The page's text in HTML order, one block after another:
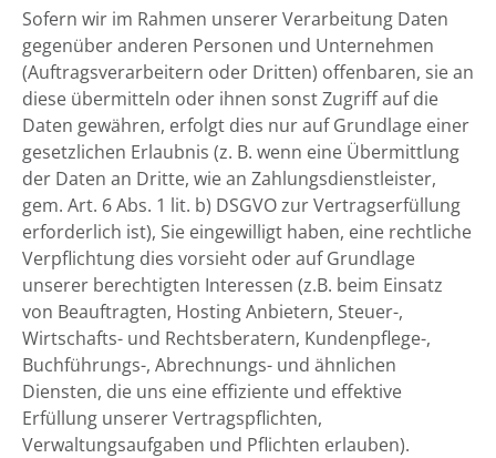
Sofern wir im Rahmen unserer Verarbeitung Daten
gegenüber anderen Personen und Unternehmen
(Auftragsverarbeitern oder Dritten) offenbaren, sie an
diese übermitteln oder ihnen sonst Zugriff auf die
Daten gewähren, erfolgt dies nur auf Grundlage einer
gesetzlichen Erlaubnis (z. B. wenn eine Übermittlung
der Daten an Dritte, wie an Zahlungsdienstleister,
gem. Art. 6 Abs. 1 lit. b) DSGVO zur Vertragserfüllung
erforderlich ist), Sie eingewilligt haben, eine rechtliche
Verpflichtung dies vorsieht oder auf Grundlage
unserer berechtigten Interessen (z.B. beim Einsatz
von Beauftragten, Hosting Anbietern, Steuer-,
Wirtschafts- und Rechtsberatern, Kundenpflege-,
Buchführungs-, Abrechnungs- und ähnlichen
Diensten, die uns eine effiziente und effektive
Erfüllung unserer Vertragspflichten,
Verwaltungsaufgaben und Pflichten erlauben).